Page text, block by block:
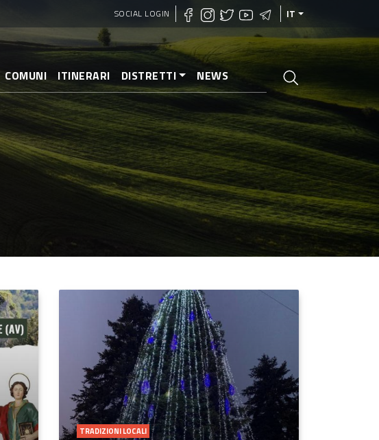
SOCIAL LOGIN IT
COMUNI ITINERARI DISTRETTI NEWS
TRADIZIONI LOCALI